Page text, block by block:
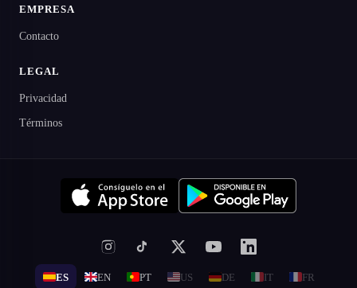
EMPRESA
Contacto
LEGAL
Privacidad
Términos
ES EN PT US DE IT FR